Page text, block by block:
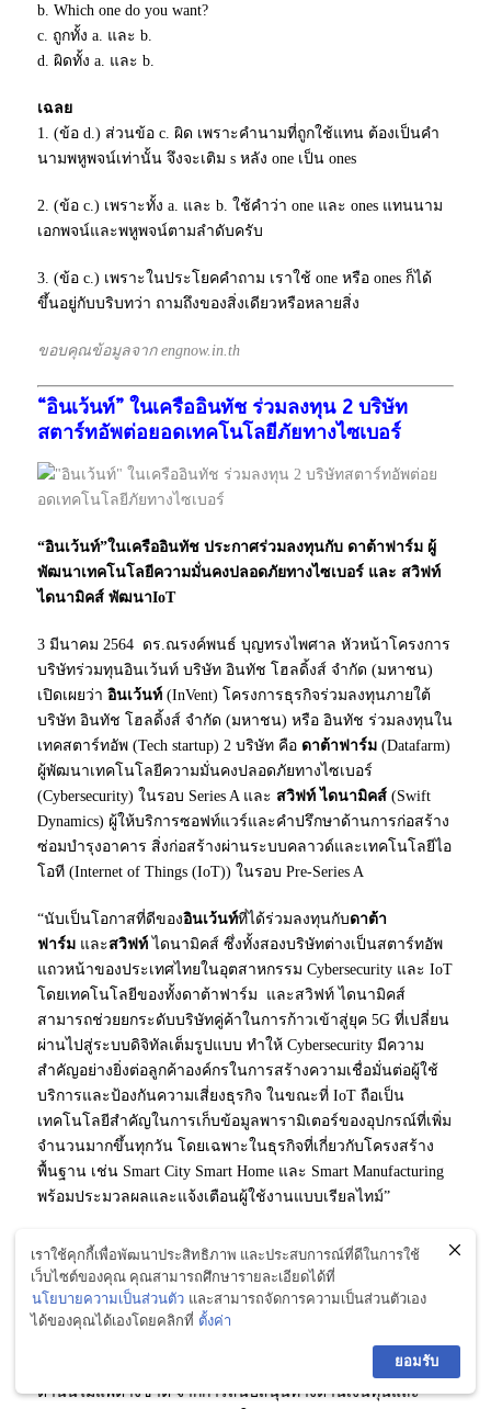
b. Which one do you want?
c. ถูกทั้ง a. และ b.
d. ผิดทั้ง a. และ b.
เฉลย
1. (ข้อ d.) ส่วนข้อ c. ผิด เพราะคำนามที่ถูกใช้แทน ต้องเป็นคำ
นามพหูพจน์เท่านั้น จึงจะเติม s หลัง one เป็น ones
2. (ข้อ c.) เพราะทั้ง a. และ b. ใช้คำว่า one และ ones แทนนาม
เอกพจน์และพหูพจน์ตามลำดับครับ
3. (ข้อ c.) เพราะในประโยคคำถาม เราใช้ one หรือ ones ก็ได้
ขึ้นอยู่กับบริบทว่า ถามถึงของสิ่งเดียวหรือหลายสิ่ง
ขอบคุณข้อมูลจาก engnow.in.th
“อินเว้นท์” ในเครืออินทัช ร่วมลงทุน 2 บริษัท
สตาร์ทอัพต่อยอดเทคโนโลยีภัยทางไซเบอร์
“อินเว้นท์”ในเครืออินทัช ประกาศร่วมลงทุนกับ ดาต้าฟาร์ม ผู้
พัฒนาเทคโนโลยีความมั่นคงปลอดภัยทางไซเบอร์ และ สวิฟท์
ไดนามิคส์ พัฒนาIoT
3 มีนาคม 2564 ดร.ณรงค์พนธ์ บุญทรงไพศาล หัวหน้าโครงการ
บริษัทร่วมทุนอินเว้นท์ บริษัท อินทัช โฮลดิ้งส์ จำกัด (มหาชน)
เปิดเผยว่า อินเว้นท์ (InVent) โครงการธุรกิจร่วมลงทุนภายใต้
บริษัท อินทัช โฮลดิ้งส์ จำกัด (มหาชน) หรือ อินทัช ร่วมลงทุนใน
เทคสตาร์ทอัพ (Tech startup) 2 บริษัท คือ ดาต้าฟาร์ม (Datafarm)
ผู้พัฒนาเทคโนโลยีความมั่นคงปลอดภัยทางไซเบอร์
(Cybersecurity) ในรอบ Series A และ สวิฟท์ ไดนามิคส์ (Swift
Dynamics) ผู้ให้บริการซอฟท์แวร์และคำปรึกษาด้านการก่อสร้าง
ซ่อมบำรุงอาคาร สิ่งก่อสร้างผ่านระบบคลาวด์และเทคโนโลยีไอ
โอที (Internet of Things (IoT)) ในรอบ Pre-Series A
“นับเป็นโอกาสที่ดีของอินเว้นท์ที่ได้ร่วมลงทุนกับดาต้า
ฟาร์ม และสวิฟท์ ไดนามิคส์ ซึ่งทั้งสองบริษัทต่างเป็นสตาร์ทอัพ
แถวหน้าของประเทศไทยในอุตสาหกรรม Cybersecurity และ IoT
โดยเทคโนโลยีของทั้งดาต้าฟาร์ม และสวิฟท์ ไดนามิคส์
สามารถช่วยยกระดับบริษัทคู่ค้าในการก้าวเข้าสู่ยุค 5G ที่เปลี่ยน
ผ่านไปสู่ระบบดิจิทัลเต็มรูปแบบ ทำให้ Cybersecurity มีความ
สำคัญอย่างยิ่งต่อลูกค้าองค์กรในการสร้างความเชื่อมั่นต่อผู้ใช้
บริการและป้องกันความเสี่ยงธุรกิจ ในขณะที่ IoT ถือเป็น
เทคโนโลยีสำคัญในการเก็บข้อมูลพารามิเตอร์ของอุปกรณ์ที่เพิ่ม
จำนวนมากขึ้นทุกวัน โดยเฉพาะในธุรกิจที่เกี่ยวกับโครงสร้าง
พื้นฐาน เช่น Smart City Smart Home และ Smart Manufacturing
พร้อมประมวลผลและแจ้งเตือนผู้ใช้งานแบบเรียลไทม์”
นายพิสุทธิศักดิ์ จงบุญเจือ ประธานบริหาร บริษัท ดาต้า
ฟาร์มจำกัด กล่าวว่า การลงทุนจากอินเว้นท์ในครั้งนี้ช่วย
เชี่ยวชาญด้าน Cybersecurity ซึ่งคนไทยเรามีความสามารถทาง
ด้านนี้ไม่แพ้ต่างชาติ จากการสนับสนุนทางด้านเงินทุนและ
เราใช้คุกกี้เพื่อพัฒนาประสิทธิภาพ และประสบการณ์ที่ดีในการใช้
เว็บไซต์ของคุณ คุณสามารถศึกษารายละเอียดได้ที่
นโยบายความเป็นส่วนตัว และสามารถจัดการความเป็นส่วนตัวเอง
ได้ของคุณได้เองโดยคลิกที่ ตั้งค่า
ยอมรับ